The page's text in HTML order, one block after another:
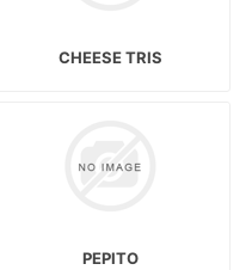
CHEESE TRIS
PEPITO